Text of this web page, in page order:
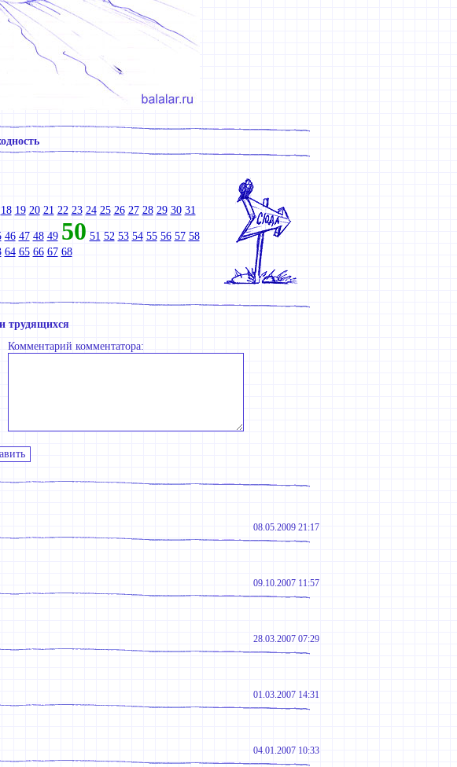
18 19 20 21 22 23 24 25 26 27 28 29 30 31
46 47 48 49 50 51 52 53 54 55 56 57 58
64 65 66 67 68
трудящихся
Комментарий комментатора:
08.05.2009 21:17
09.10.2007 11:57
28.03.2007 07:29
01.03.2007 14:31
04.01.2007 10:33